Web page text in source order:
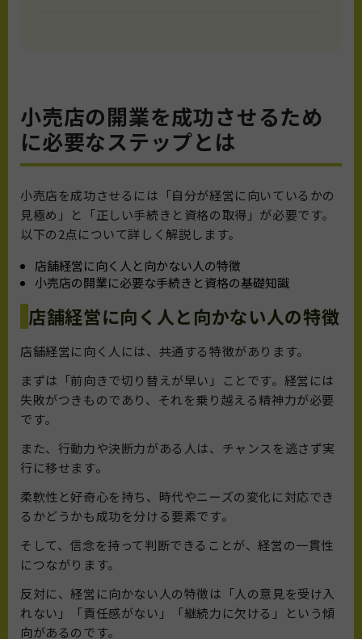
小売店の開業を成功させるため
に必要なステップとは
小売店を成功させるには「自分が経営に向いているかの
見極め」と「正しい手続きと資格の取得」が必要です。
以下の2点について詳しく解説します。
店舗経営に向く人と向かない人の特徴
小売店の開業に必要な手続きと資格の基礎知識
店舗経営に向く人と向かない人の特徴
店舗経営に向く人には、共通する特徴があります。
まずは「前向きで切り替えが早い」ことです。経営には
失敗がつきものであり、それを乗り越える精神力が必要
です。
また、行動力や決断力がある人は、チャンスを逃さず実
行に移せます。
柔軟性と好奇心を持ち、時代やニーズの変化に対応でき
るかどうかも成功を分ける要素です。
そして、信念を持って判断できることが、経営の一貫性
につながります。
反対に、経営に向かない人の特徴は「人の意見を受け入
れない」「責任感がない」「継続力に欠ける」という傾
向があるのです。